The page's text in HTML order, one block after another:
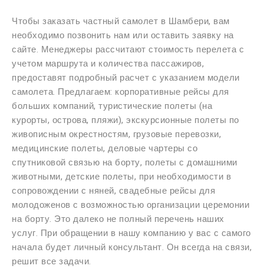
Чтобы заказать частный самолет в Шамбери, вам
необходимо позвонить нам или оставить заявку на
сайте. Менеджеры рассчитают стоимость перелета с
учетом маршрута и количества пассажиров,
предоставят подробный расчет с указанием модели
самолета. Предлагаем: корпоративные рейсы для
больших компаний, туристические полеты (на
курорты, острова, пляжи), экскурсионные полеты по
живописным окрестностям, грузовые перевозки,
медицинские полеты, деловые чартеры со
спутниковой связью на борту, полеты с домашними
животными, детские полеты, при необходимости в
сопровождении с няней, свадебные рейсы для
молодоженов с возможностью организации церемонии
на борту. Это далеко не полный перечень наших
услуг. При обращении в нашу компанию у вас с самого
начала будет личный консультант. Он всегда на связи,
решит все задачи.